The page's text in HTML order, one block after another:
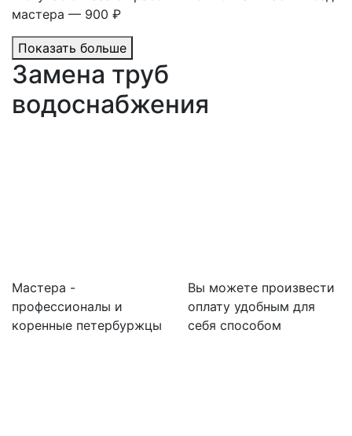
мастера — 900 ₽
Показать больше
Замена труб
водоснабжения
Мастера -
профессионалы и
коренные петербуржцы
Вы можете произвести
оплату удобным для
себя способом